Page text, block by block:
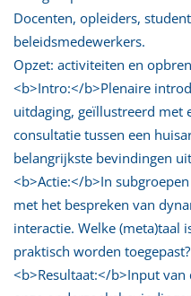
Docenten, opleiders,
beleidsmedewerkers.
Opzet: activiteiten en
<b>Intro:</b>Plenaire
uitdaging, geïllustreerd met
consultatie tussen een
belangrijkste bevindingen
<b>Actie:</b>In
met het bespreken van
interactie. Welke (meta)taal
praktisch worden toegepast?
<b>Resultaat:</b>Input